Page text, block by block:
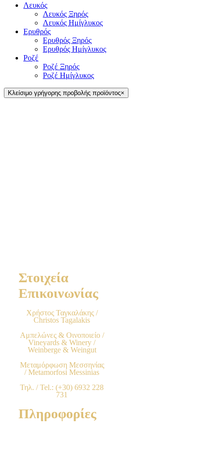
Λευκός
Λευκός Ξηρός
Λευκός Ημίγλυκος
Ερυθρός
Ερυθρός Ξηρός
Ερυθρός Ημίγλυκος
Ροζέ
Ροζέ Ξηρός
Ροζέ Ημίγλυκος
Κλείσιμο γρήγορης προβολής προϊόντος×
Στοιχεία
Επικοινωνίας
Χρήστος Ταγκαλάκης /
Christos Tagalakis
Αμπελώνες & Οινοποιείο /
Vineyards & Winery /
Weinberge & Weingut
Μεταμόρφωση Μεσσηνίας
/ Metamorfosi Messinias
Τηλ. / Tel.: (+30) 6932 228
731
Πληροφορίες